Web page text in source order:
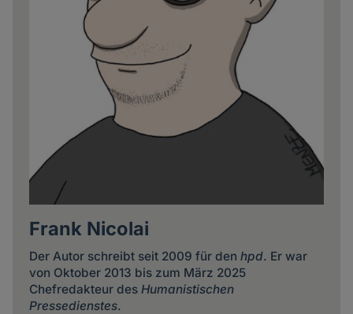
Frank Nicolai
Der Autor schreibt seit 2009 für den hpd. Er war
von Oktober 2013 bis zum März 2025
Chefredakteur des Humanistischen
Pressedienstes.